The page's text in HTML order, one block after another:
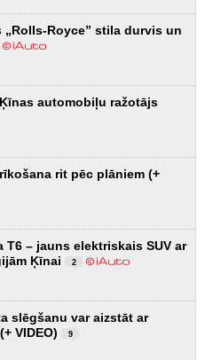
„Rolls-Royce” stila durvis un
automobiļu ražotājs
rit pēc plāniem (+
T6 – jauns elektriskais SUV ar
Ķīnai
2
slēgšanu var aizstāt ar
VIDEO)
9